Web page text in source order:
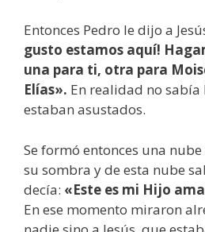
Entonces Pedro le dijo a
gusto estamos aquí!
una para ti, otra para
Elías». En realidad no
estaban asustados.
Se formó entonces una
su sombra y de esta nube
decía: «Este es mi Hijo
En ese momento miraron